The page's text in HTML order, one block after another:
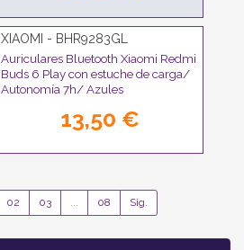
XIAOMI - BHR9283GL
Auriculares Bluetooth Xiaomi Redmi
Buds 6 Play con estuche de carga/
Autonomía 7h/ Azules
13,50 €
02 03 ... 08 Sig.